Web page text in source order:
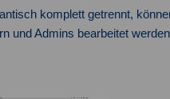
komplett getrennt,
und Admins bearbeitet